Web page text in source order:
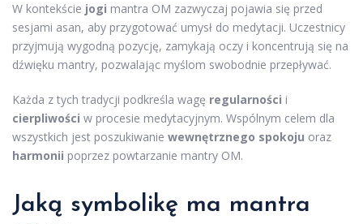
W kontekście jogi mantra OM zazwyczaj pojawia się przed
sesjami asan, aby przygotować umysł do medytacji. Uczestnicy
przyjmują wygodną pozycję, zamykają oczy i koncentrują się na
dźwięku mantry, pozwalając myślom swobodnie przepływać.
Każda z tych tradycji podkreśla wagę regularności i
cierpliwości w procesie medytacyjnym. Wspólnym celem dla
wszystkich jest poszukiwanie wewnętrznego spokoju oraz
harmonii poprzez powtarzanie mantry OM.
Jaką symbolikę ma mantra